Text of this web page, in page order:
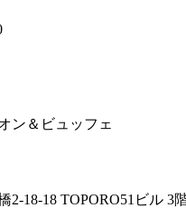
ン＆ビュッフェ
2-18-18 TOPORO51ビル 3